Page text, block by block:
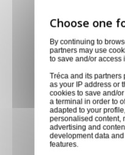
faites vous
dans les
France
Europe
By continuing to
partners may use
to save and/or access
Tréca and its partners
as your IP address or
cookies to save and/
a terminal in order to
adapted to your
personalised content,
advertising and
development data
features.